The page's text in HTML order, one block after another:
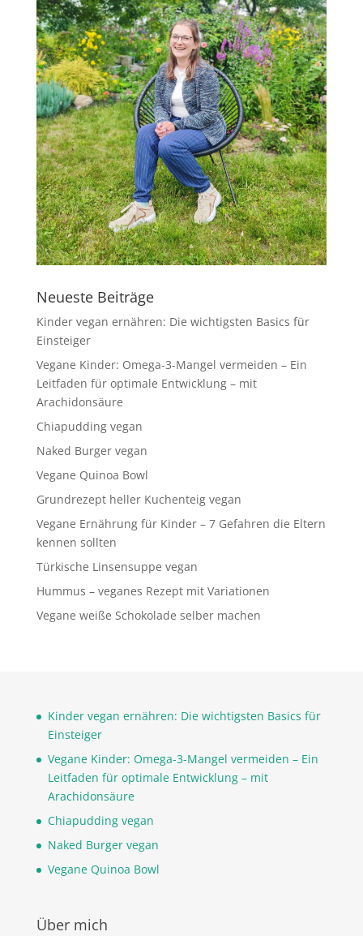
Neueste Beiträge
Kinder vegan ernähren: Die wichtigsten Basics für
Einsteiger
Vegane Kinder: Omega-3-Mangel vermeiden – Ein
Leitfaden für optimale Entwicklung – mit
Arachidonsäure
Chiapudding vegan
Naked Burger vegan
Vegane Quinoa Bowl
Grundrezept heller Kuchenteig vegan
Vegane Ernährung für Kinder – 7 Gefahren die Eltern
kennen sollten
Türkische Linsensuppe vegan
Hummus – veganes Rezept mit Variationen
Vegane weiße Schokolade selber machen
Kinder vegan ernähren: Die wichtigsten Basics für
Einsteiger
Vegane Kinder: Omega-3-Mangel vermeiden – Ein
Leitfaden für optimale Entwicklung – mit
Arachidonsäure
Chiapudding vegan
Naked Burger vegan
Vegane Quinoa Bowl
Über mich